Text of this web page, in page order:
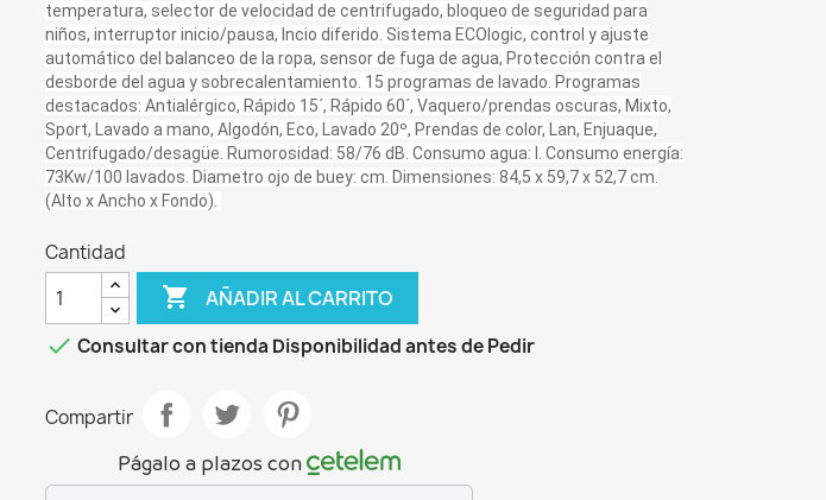
temperatura, selector de velocidad de centrifugado, bloqueo de seguridad para
niños, interruptor inicio/pausa, Incio diferido. Sistema ECOlogic, control y ajuste
automático del balanceo de la ropa, sensor de fuga de agua, Protección contra el
desborde del agua y sobrecalentamiento. 15 programas de lavado. Programas
destacados: Antialérgico, Rápido 15´, Rápido 60´, Vaquero/prendas oscuras, Mixto,
Sport, Lavado a mano, Algodón, Eco, Lavado 20º, Prendas de color, Lan, Enjuaque,
Centrifugado/desagüe. Rumorosidad: 58/76 dB. Consumo agua: l. Consumo energía:
73Kw/100 lavados. Diametro ojo de buey: cm. Dimensiones: 84,5 x 59,7 x 52,7 cm.
(Alto x Ancho x Fondo).
Cantidad
 AÑADIR AL CARRITO
 Consultar con tienda Disponibilidad antes de Pedir
Compartir
Págalo a plazos con